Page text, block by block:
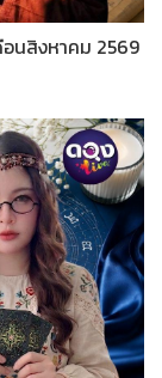
อนสิงหาคม 2569